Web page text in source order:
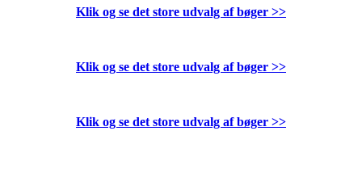
Klik og se det store udvalg af bøger >>
Klik og se det store udvalg af bøger >>
Klik og se det store udvalg af bøger >>